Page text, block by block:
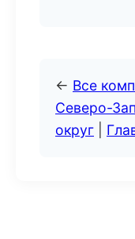
← Все
Северо-
округ